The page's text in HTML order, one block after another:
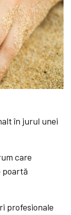
în jurul unei
care
poartă
profesionale